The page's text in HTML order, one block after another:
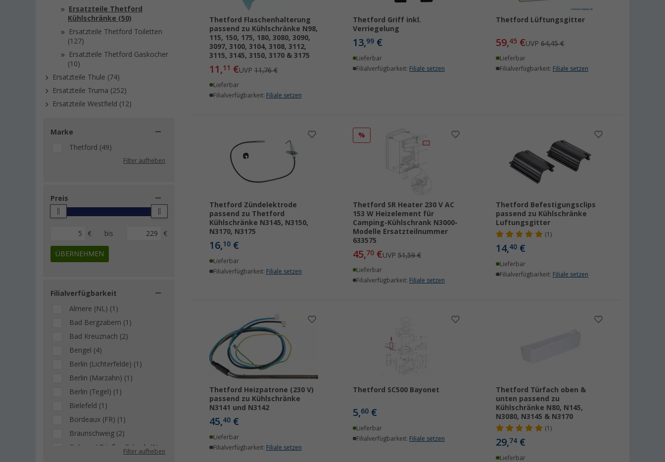
Ersatzteile Thetford
Kühlschränke (50)
Ersatzteile Thetford Toiletten
(127)
Ersatzteile Thetford Gaskocher
(10)
Ersatzteile Thule (74)
Ersatzteile Truma (252)
Ersatzteile Westfield (12)
Marke
Thetford (49)
Filter aufheben
Preis
€ bis €
ÜBERNEHMEN
Filialverfügbarkeit
Almere (NL) (1)
Bad Bergzabern (1)
Bad Kreuznach (2)
Bengel (4)
Berlin (Lichterfelde) (1)
Berlin (Marzahn) (1)
Berlin (Tegel) (1)
Bielefeld (1)
Bordeaux (FR) (1)
Braunschweig (2)
Coburg / Dörfles-Esbach (1)
Filter aufheben
Thetford Flaschenhalterung
passend zu Kühlschränke N98,
115, 150, 175, 180, 3080, 3090,
3097, 3100, 3104, 3108, 3112,
3115, 3145, 3150, 3170 & 3175
11,11 €UVP11,76 €
Lieferbar
Filialverfügbarkeit: Filiale setzen
Thetford Griff inkl.
Verriegelung
13,99€
Lieferbar
Filialverfügbarkeit: Filiale setzen
Thetford Lüftungsgitter
59,45 €UVP64,45 €
Lieferbar
Filialverfügbarkeit: Filiale setzen
Thetford Zündelektrode
passend zu Thetford
Kühlschränke N3145, N3150,
N3170, N3175
16,10 €
Lieferbar
Filialverfügbarkeit: Filiale setzen
%
Thetford SR Heater 230 V AC
153 W Heizelement für
Camping-Kühlschrank N3000-
Modelle Ersatzteilnummer
633575
45,70€UVP51,59 €
Lieferbar
Filialverfügbarkeit: Filiale setzen
Thetford Befestigungsclips
passend zu Kühlschränke
Luftungsgitter
(1)
14,40 €
Lieferbar
Filialverfügbarkeit: Filiale setzen
Thetford Heizpatrone (230 V)
passend zu Kühlschränke
N3141 und N3142
45,40 €
Lieferbar
Filialverfügbarkeit: Filiale setzen
Thetford SC500 Bayonet
5,60€
Lieferbar
Filialverfügbarkeit: Filiale setzen
Thetford Türfach oben &
unten passend zu
Kühlschränke N80, N145,
N3080, N3145 & N3170
(1)
29,74 €
Lieferbar